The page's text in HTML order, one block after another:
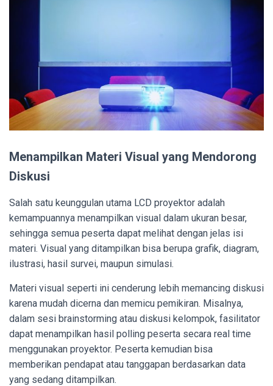
Menampilkan Materi Visual yang Mendorong
Diskusi
Salah satu keunggulan utama LCD proyektor adalah
kemampuannya menampilkan visual dalam ukuran besar,
sehingga semua peserta dapat melihat dengan jelas isi
materi. Visual yang ditampilkan bisa berupa grafik, diagram,
ilustrasi, hasil survei, maupun simulasi.
Materi visual seperti ini cenderung lebih memancing diskusi
karena mudah dicerna dan memicu pemikiran. Misalnya,
dalam sesi brainstorming atau diskusi kelompok, fasilitator
dapat menampilkan hasil polling peserta secara real time
menggunakan proyektor. Peserta kemudian bisa
memberikan pendapat atau tanggapan berdasarkan data
yang sedang ditampilkan.